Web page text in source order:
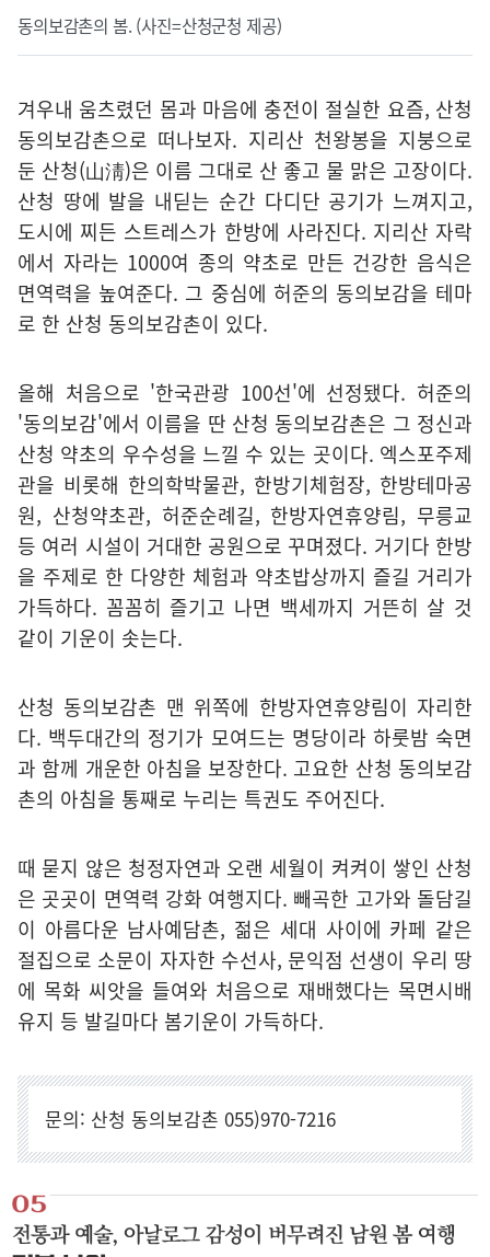
동의보감촌의 봄. (사진=산청군청 제공)
겨우내 움츠렸던 몸과 마음에 충전이 절실한 요즘, 산청
동의보감촌으로 떠나보자. 지리산 천왕봉을 지붕으로
둔 산청(山淸)은 이름 그대로 산 좋고 물 맑은 고장이다.
산청 땅에 발을 내딛는 순간 다디단 공기가 느껴지고,
도시에 찌든 스트레스가 한방에 사라진다. 지리산 자락
에서 자라는 1000여 종의 약초로 만든 건강한 음식은
면역력을 높여준다. 그 중심에 허준의 동의보감을 테마
로 한 산청 동의보감촌이 있다.
올해 처음으로 '한국관광 100선'에 선정됐다. 허준의
'동의보감'에서 이름을 딴 산청 동의보감촌은 그 정신과
산청 약초의 우수성을 느낄 수 있는 곳이다. 엑스포주제
관을 비롯해 한의학박물관, 한방기체험장, 한방테마공
원, 산청약초관, 허준순례길, 한방자연휴양림, 무릉교
등 여러 시설이 거대한 공원으로 꾸며졌다. 거기다 한방
을 주제로 한 다양한 체험과 약초밥상까지 즐길 거리가
가득하다. 꼼꼼히 즐기고 나면 백세까지 거뜬히 살 것
같이 기운이 솟는다.
산청 동의보감촌 맨 위쪽에 한방자연휴양림이 자리한
다. 백두대간의 정기가 모여드는 명당이라 하룻밤 숙면
과 함께 개운한 아침을 보장한다. 고요한 산청 동의보감
촌의 아침을 통째로 누리는 특권도 주어진다.
때 묻지 않은 청정자연과 오랜 세월이 켜켜이 쌓인 산청
은 곳곳이 면역력 강화 여행지다. 빼곡한 고가와 돌담길
이 아름다운 남사예담촌, 젊은 세대 사이에 카페 같은
절집으로 소문이 자자한 수선사, 문익점 선생이 우리 땅
에 목화 씨앗을 들여와 처음으로 재배했다는 목면시배
유지 등 발길마다 봄기운이 가득하다.
문의: 산청 동의보감촌 055)970-7216